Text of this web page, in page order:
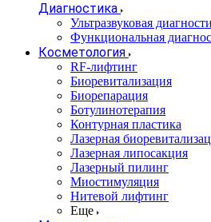
Диагностика
Ультразвуковая
Функциональная
Косметология
RF-лифтинг
Биоревитализация
Биорепарация
Ботулинотерапия
Контурная пластика
Лазерная
Лазерная липосакция
Лазерный пилинг
Миостимуляция
Нитевой лифтинг
Еще